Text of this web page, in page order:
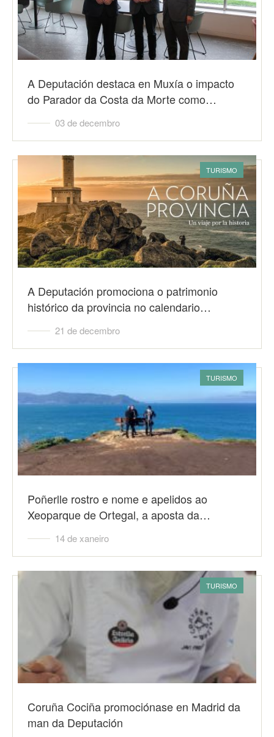
A Deputación destaca en Muxía o impacto
do Parador da Costa da Morte como…
03 de decembro
TURISMO
A Deputación promociona o patrimonio
histórico da provincia no calendario…
21 de decembro
TURISMO
Poñerlle rostro e nome e apelidos ao
Xeoparque de Ortegal, a aposta da…
14 de xaneiro
TURISMO
Coruña Cociña promociónase en Madrid da
man da Deputación